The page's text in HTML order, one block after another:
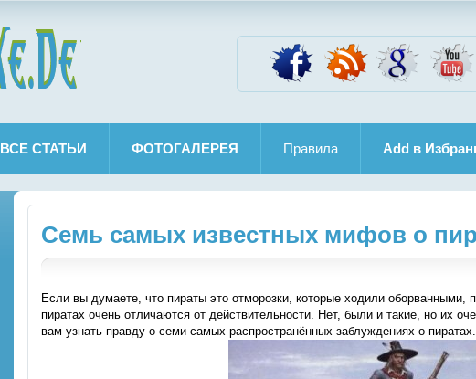
ВСЕ СТАТЬИ ФОТОГАЛЕРЕЯ Правила Add в
Семь самых известных мифов о
Если вы думаете, что пираты это отморозки, которые ходили оборванными,
пиратах очень отличаются от действительности. Нет, были и такие, но их
вам узнать правду о семи самых распространённых заблуждениях о пиратах.